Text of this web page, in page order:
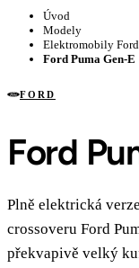
Úvod
Modely
Elektromobily Ford
Ford Puma Gen-E
FORD
Ford
Plně elektrická
crossoveru Ford
překvapivě velký